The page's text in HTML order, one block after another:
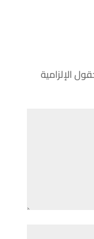
الإلزامية